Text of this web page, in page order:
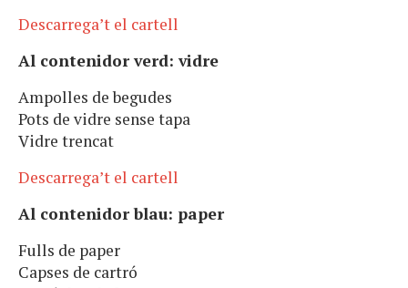
Descarrega’t el cartell
Al contenidor verd: vidre
Ampolles de begudes
Pots de vidre sense tapa
Vidre trencat
Descarrega’t el cartell
Al contenidor blau: paper
Fulls de paper
Capses de cartró